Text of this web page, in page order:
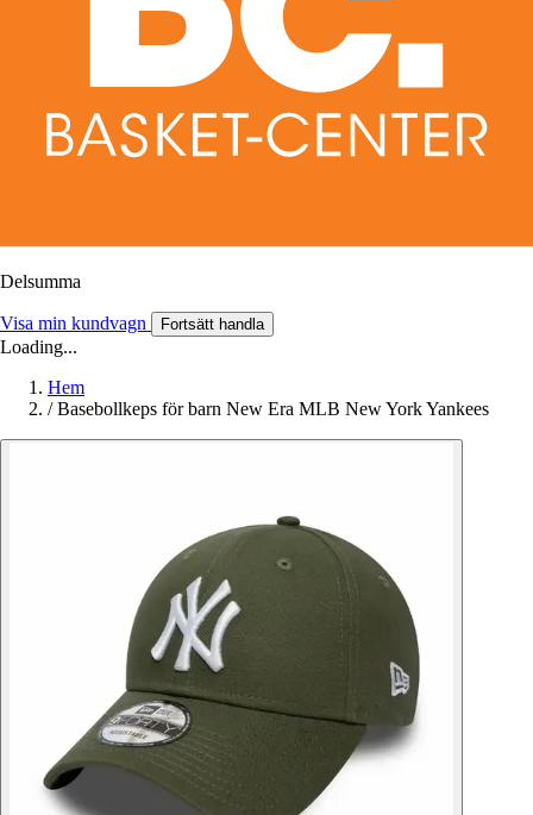
Delsumma
Visa min kundvagn Fortsätt handla
Loading...
Hem
/ Basebollkeps för barn New Era MLB New York Yankees